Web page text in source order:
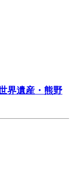
界遺産・熊野